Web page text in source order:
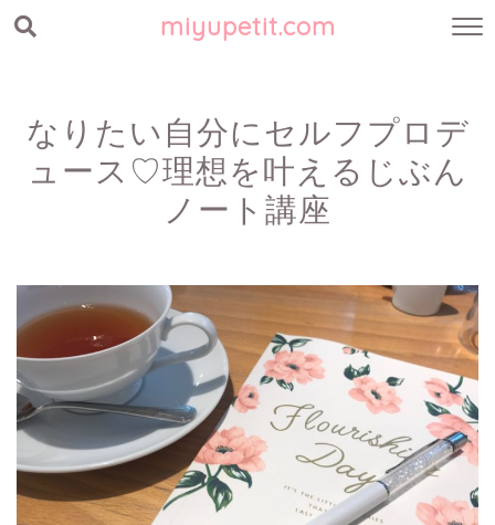
miyupetit.com
なりたい自分にセルフプロデ
ュース♡理想を叶えるじぶん
ノート講座